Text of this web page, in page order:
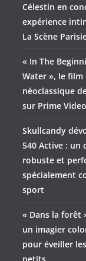
Célestin en
expérience
La Scène
« In The
Water », le film
néoclassique
sur Prime
Skullcandy
540 Active : un
robuste et
spécialement
sport
« Dans la forêt
un imagier
pour éveiller